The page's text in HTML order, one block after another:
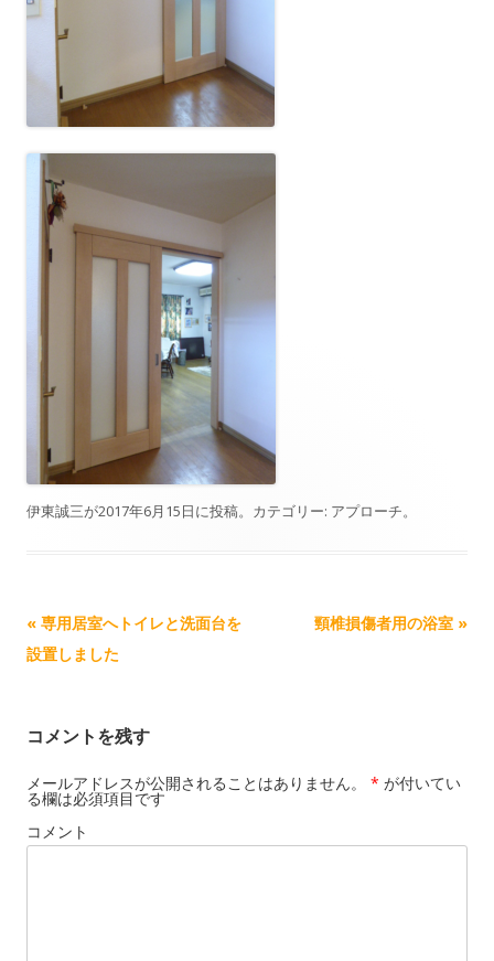
伊東誠三が2017年6月15日に投稿。カテゴリー: アプローチ。
記事ナビゲーション
« 専用居室へトイレと洗面台を
設置しました
頸椎損傷者用の浴室 »
コメントを残す
メールアドレスが公開されることはありません。 * が付いてい
る欄は必須項目です
コメント